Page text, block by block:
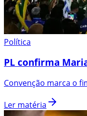
Política
PL confirma
Convenção marca o
Ler matéria